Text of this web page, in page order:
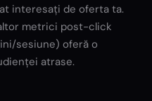
interesați de oferta ta.
metrici post-click
sesiune) oferă o
atrase.